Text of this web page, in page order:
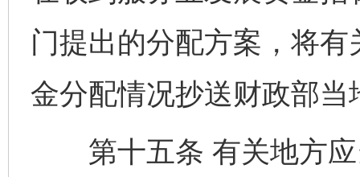
门提出的分配方案，将
金分配情况抄送财政部
第十五条 有关地方应